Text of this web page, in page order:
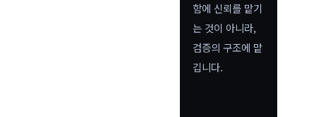
함에 신뢰를 맡기
는 것이 아니라,
검증의 구조에 맡
깁니다.